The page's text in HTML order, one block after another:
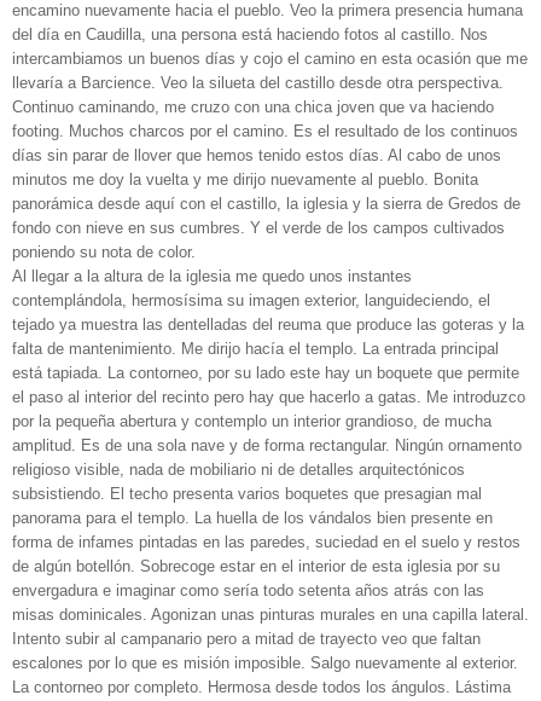
encamino nuevamente hacia el pueblo. Veo la primera presencia humana
del día en Caudilla, una persona está haciendo fotos al castillo. Nos
intercambiamos un buenos días y cojo el camino en esta ocasión que me
llevaría a Barcience. Veo la silueta del castillo desde otra perspectiva.
Continuo caminando, me cruzo con una chica joven que va haciendo
footing. Muchos charcos por el camino. Es el resultado de los continuos
días sin parar de llover que hemos tenido estos días. Al cabo de unos
minutos me doy la vuelta y me dirijo nuevamente al pueblo. Bonita
panorámica desde aquí con el castillo, la iglesia y la sierra de Gredos de
fondo con nieve en sus cumbres. Y el verde de los campos cultivados
poniendo su nota de color.
Al llegar a la altura de la iglesia me quedo unos instantes
contemplándola, hermosísima su imagen exterior, languideciendo, el
tejado ya muestra las dentelladas del reuma que produce las goteras y la
falta de mantenimiento. Me dirijo hacía el templo. La entrada principal
está tapiada. La contorneo, por su lado este hay un boquete que permite
el paso al interior del recinto pero hay que hacerlo a gatas. Me introduzco
por la pequeña abertura y contemplo un interior grandioso, de mucha
amplitud. Es de una sola nave y de forma rectangular. Ningún ornamento
religioso visible, nada de mobiliario ni de detalles arquitectónicos
subsistiendo. El techo presenta varios boquetes que presagian mal
panorama para el templo. La huella de los vándalos bien presente en
forma de infames pintadas en las paredes, suciedad en el suelo y restos
de algún botellón. Sobrecoge estar en el interior de esta iglesia por su
envergadura e imaginar como sería todo setenta años atrás con las
misas dominicales. Agonizan unas pinturas murales en una capilla lateral.
Intento subir al campanario pero a mitad de trayecto veo que faltan
escalones por lo que es misión imposible. Salgo nuevamente al exterior.
La contorneo por completo. Hermosa desde todos los ángulos. Lástima